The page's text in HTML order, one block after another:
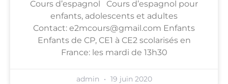
Cours d’espagnol Cours d’espagnol pour
enfants, adolescents et adultes
Contact: e2mcours@gmail.com Enfants
Enfants de CP, CE1 à CE2 scolarisés en
France: les mardi de 13h30
admin 19 juin 2020